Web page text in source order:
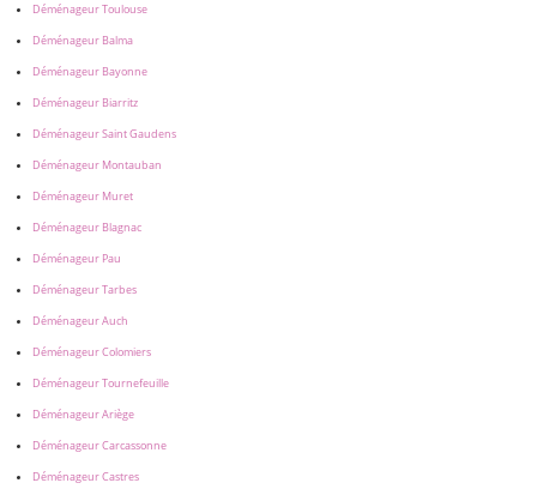
Déménageur Toulouse
Déménageur Balma
Déménageur Bayonne
Déménageur Biarritz
Déménageur Saint Gaudens
Déménageur Montauban
Déménageur Muret
Déménageur Blagnac
Déménageur Pau
Déménageur Tarbes
Déménageur Auch
Déménageur Colomiers
Déménageur Tournefeuille
Déménageur Ariège
Déménageur Carcassonne
Déménageur Castres